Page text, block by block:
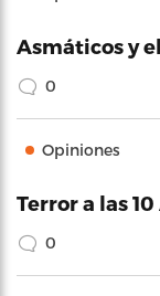
Asmáticos y
0
Opiniones
Terror a las 10
0